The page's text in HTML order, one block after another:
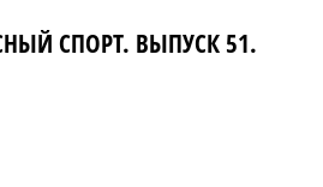
СПОРТ. ВЫПУСК 51.